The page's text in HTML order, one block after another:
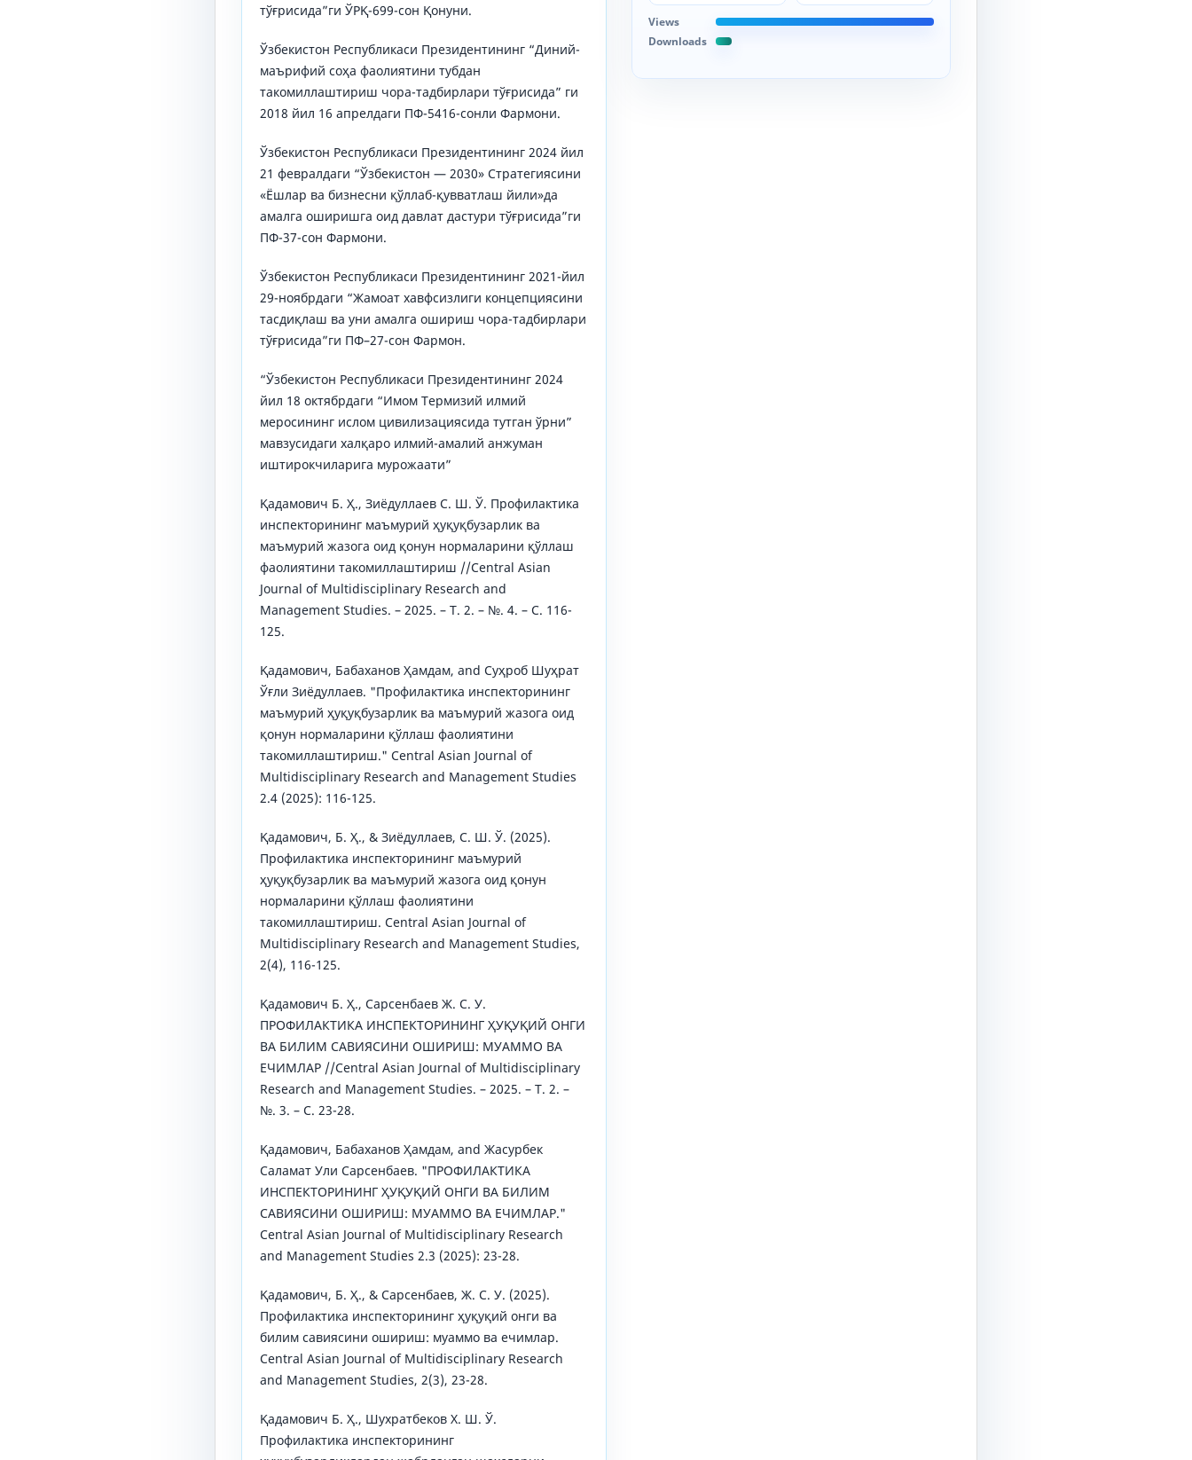
тўғрисида”ги ЎРҚ-699-сон Қонуни.
Ўзбекистон Республикаси Президентининг “Диний-
маърифий соҳа фаолиятини тубдан
такомиллаштириш чора-тадбирлари тўғрисида” ги
2018 йил 16 апрелдаги ПФ-5416-сонли Фармони.
Ўзбекистон Республикаси Президентининг 2024 йил
21 февралдаги “Ўзбекистон — 2030» Стратегиясини
«Ёшлар ва бизнесни қўллаб-қувватлаш йили»да
амалга оширишга оид давлат дастури тўғрисида”ги
ПФ-37-сон Фармони.
Ўзбекистон Республикаси Президентининг 2021-йил
29-ноябрдаги “Жамоат хавфсизлиги концепциясини
тасдиқлаш ва уни амалга ошириш чора-тадбирлари
тўғрисида”ги ПФ–27-сон Фармон.
“Ўзбекистон Республикаси Президентининг 2024
йил 18 октябрдаги “Имом Термизий илмий
меросининг ислом цивилизациясида тутган ўрни”
мавзусидаги халқаро илмий-амалий анжуман
иштирокчиларига мурожаати”
Қадамович Б. Ҳ., Зиёдуллаев С. Ш. Ў. Профилактика
инспекторининг маъмурий ҳуқуқбузарлик ва
маъмурий жазога оид қонун нормаларини қўллаш
фаолиятини такомиллаштириш //Central Asian
Journal of Multidisciplinary Research and
Management Studies. – 2025. – Т. 2. – №. 4. – С. 116-
125.
Қадамович, Бабаханов Ҳамдам, and Суҳроб Шуҳрат
Ўғли Зиёдуллаев. "Профилактика инспекторининг
маъмурий ҳуқуқбузарлик ва маъмурий жазога оид
қонун нормаларини қўллаш фаолиятини
такомиллаштириш." Central Asian Journal of
Multidisciplinary Research and Management Studies
2.4 (2025): 116-125.
Қадамович, Б. Ҳ., & Зиёдуллаев, С. Ш. Ў. (2025).
Профилактика инспекторининг маъмурий
ҳуқуқбузарлик ва маъмурий жазога оид қонун
нормаларини қўллаш фаолиятини
такомиллаштириш. Central Asian Journal of
Multidisciplinary Research and Management Studies,
2(4), 116-125.
Қадамович Б. Ҳ., Сарсенбаев Ж. С. У.
ПРОФИЛАКТИКА ИНСПЕКТОРИНИНГ ҲУҚУҚИЙ ОНГИ
ВА БИЛИМ САВИЯСИНИ ОШИРИШ: МУАММО ВА
ЕЧИМЛАР //Central Asian Journal of Multidisciplinary
Research and Management Studies. – 2025. – Т. 2. –
№. 3. – С. 23-28.
Қадамович, Бабаханов Ҳамдам, and Жасурбек
Саламат Ули Сарсенбаев. "ПРОФИЛАКТИКА
ИНСПЕКТОРИНИНГ ҲУҚУҚИЙ ОНГИ ВА БИЛИМ
САВИЯСИНИ ОШИРИШ: МУАММО ВА ЕЧИМЛАР."
Central Asian Journal of Multidisciplinary Research
and Management Studies 2.3 (2025): 23-28.
Қадамович, Б. Ҳ., & Сарсенбаев, Ж. С. У. (2025).
Профилактика инспекторининг ҳуқуқий онги ва
билим савиясини ошириш: муаммо ва ечимлар.
Central Asian Journal of Multidisciplinary Research
and Management Studies, 2(3), 23-28.
Қадамович Б. Ҳ., Шухратбеков Х. Ш. Ў.
Профилактика инспекторининг
Views
Downloads